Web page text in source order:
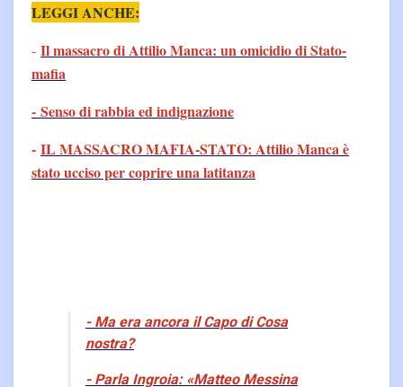
LEGGI ANCHE:
- Il massacro di Attilio Manca: un omicidio di Stato-
mafia
- Senso di rabbia ed indignazione
- IL MASSACRO MAFIA-STATO: Attilio Manca è
stato ucciso per coprire una latitanza
- Ma era ancora il Capo di Cosa
nostra?
- Parla Ingroia: «Matteo Messina